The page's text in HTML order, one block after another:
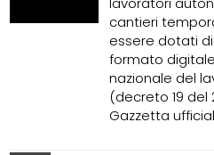
cantieri
essere dotati
formato
nazionale del
(decreto 19 del
Gazzetta